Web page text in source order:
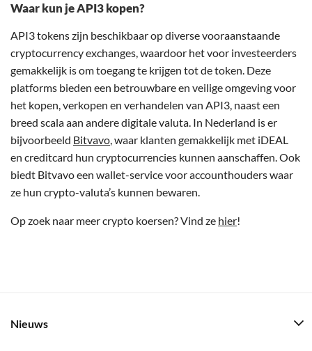
Waar kun je API3 kopen?
API3 tokens zijn beschikbaar op diverse vooraanstaande
cryptocurrency exchanges, waardoor het voor investeerders
gemakkelijk is om toegang te krijgen tot de token. Deze
platforms bieden een betrouwbare en veilige omgeving voor
het kopen, verkopen en verhandelen van API3, naast een
breed scala aan andere digitale valuta. In Nederland is er
bijvoorbeeld Bitvavo, waar klanten gemakkelijk met iDEAL
en creditcard hun cryptocurrencies kunnen aanschaffen. Ook
biedt Bitvavo een wallet-service voor accounthouders waar
ze hun crypto-valuta’s kunnen bewaren.
Op zoek naar meer crypto koersen? Vind ze hier!
Nieuws